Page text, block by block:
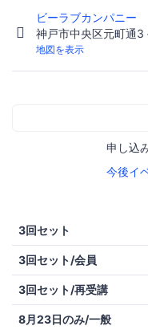
ビーラブカンパニー
神戸市中央区元町通3
地図を表示
申し込
今後イ
3回セット
3回セット/会員
3回セット/再受講
8月23日のみ/一般